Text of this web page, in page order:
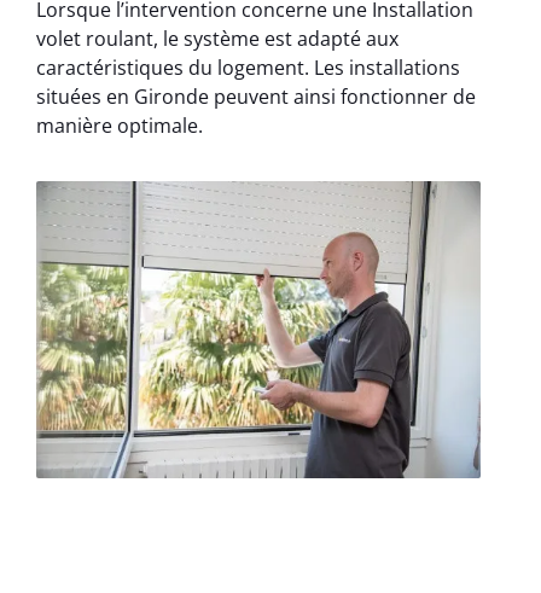
Lorsque l’intervention concerne une Installation
volet roulant, le système est adapté aux
caractéristiques du logement. Les installations
situées en Gironde peuvent ainsi fonctionner de
manière optimale.